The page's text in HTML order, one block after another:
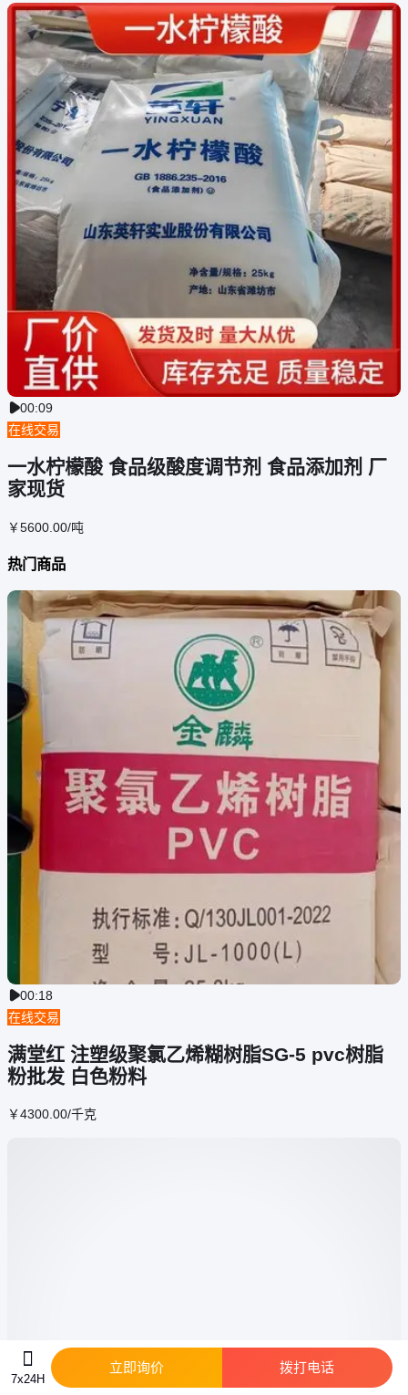
00:09
在线交易
一水柠檬酸 食品级酸度调节剂 食品添加剂 厂
家现货
￥5600 .00/吨
热门商品
00:18
在线交易
满堂红 注塑级聚氯乙烯糊树脂SG-5 pvc树脂
粉批发 白色粉料
￥4300.00/千克
7x24H
立即询价 拨打电话